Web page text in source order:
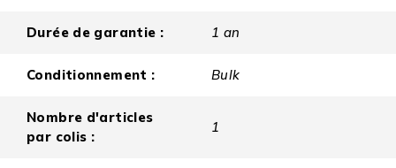
Durée de garantie : 1 an
Conditionnement : Bulk
Nombre d'articles
par colis :
1